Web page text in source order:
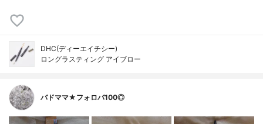
DHC(ディーエイチシー)
ロングラスティング アイブロー
バドママ★フォロバ100◎